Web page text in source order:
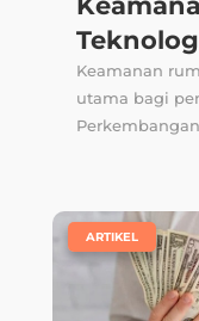
Keamanan
utama bagi
ARTIKEL